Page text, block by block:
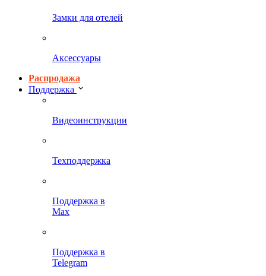
Замки для отелей
Аксессуары
Распродажа
Поддержка
Видеоинструкции
Техподдержка
Поддержка в
Max
Поддержка в
Telegram